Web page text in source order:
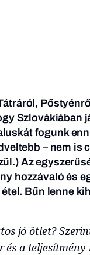
Szlovákiában
fogunk
– nem is
Az
hozzávaló és
Bűn lenne
jó ötlet?
a